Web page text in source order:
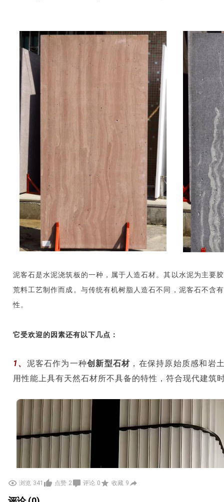
泥客石是水泥浇筑板的一种，属于人造石材。其以水泥为主要
荒料工艺制作而成。与传统有机树脂人造石不同，泥客石不含
性。
它受欢迎的因素还有以下几点：
1、 泥客石作为一种创新型石材 ，在保持原始质感和岩
用性能上具有天然石材所不具备的特性，符合现代建筑
浏览 341 点赞 2 评论 0 收藏 9